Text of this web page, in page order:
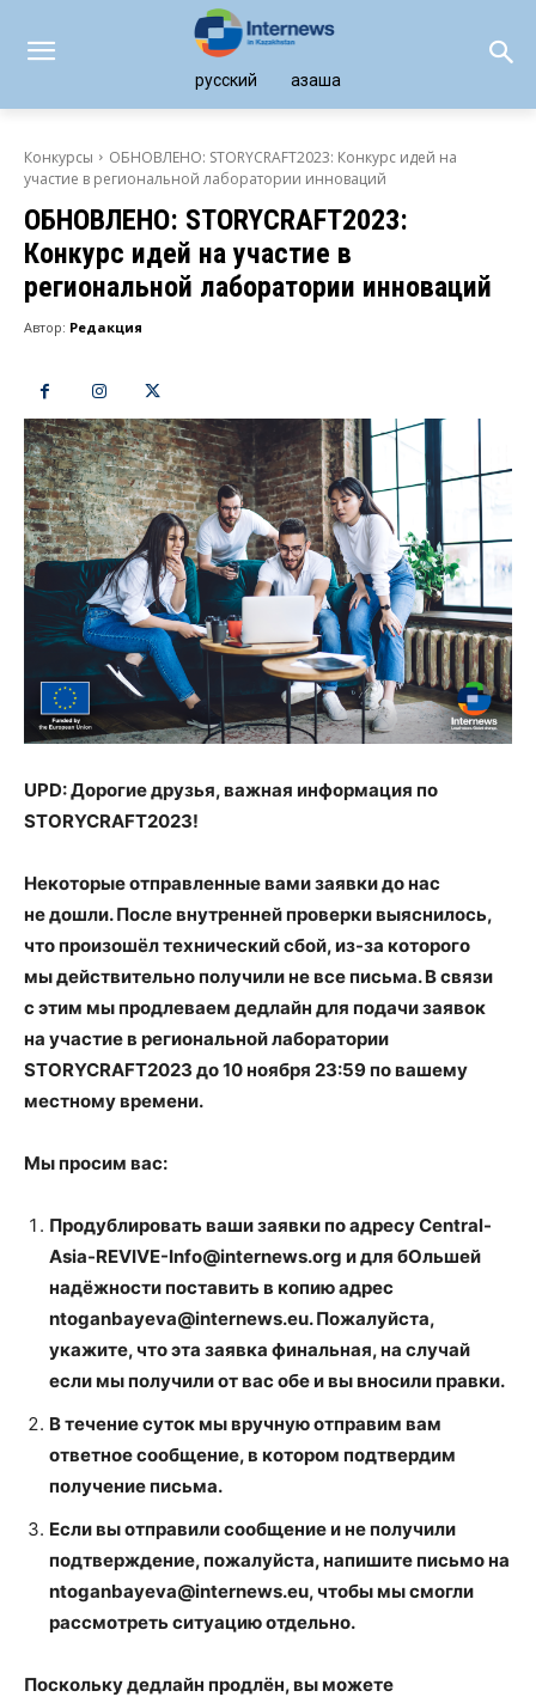
русский қазақша
Конкурсы
ОБНОВЛЕНО: STORYCRAFT2023: Конкурс идей на
участие в региональной лаборатории инноваций
ОБНОВЛЕНО: STORYCRAFT2023:
Конкурс идей на участие в
региональной лаборатории инноваций
Автор: Редакция
UPD: Дорогие друзья, важная информация по
STORYCRAFT2023!
Некоторые отправленные вами заявки до нас
не дошли. После внутренней проверки выяснилось,
что произошёл технический сбой, из-за которого
мы действительно получили не все письма. В связи
с этим мы продлеваем дедлайн для подачи заявок
на участие в региональной лаборатории
STORYCRAFT2023 до 10 ноября 23:59 по вашему
местному времени.
Мы просим вас:
Продублировать ваши заявки по адресу Central-
Asia-REVIVE-Info@internews.org и для бОльшей
надёжности поставить в копию адрес
ntoganbayeva@internews.eu. Пожалуйста,
укажите, что эта заявка финальная, на случай
если мы получили от вас обе и вы вносили правки.
В течение суток мы вручную отправим вам
ответное сообщение, в котором подтвердим
получение письма.
Если вы отправили сообщение и не получили
подтверждение, пожалуйста, напишите письмо на
ntoganbayeva@internews.eu, чтобы мы смогли
рассмотреть ситуацию отдельно.
Поскольку дедлайн продлён, вы можете